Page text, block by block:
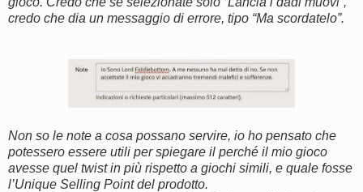
credo che dia un messaggio di errore, tipo “Ma scordatelo”.
Non so le note a cosa possano servire, io ho pensato che
potessero essere utili per spiegare il perché il mio gioco
avesse quel twist in più rispetto a giochi simili, e quale fosse
l’Unique Selling Point del prodotto.